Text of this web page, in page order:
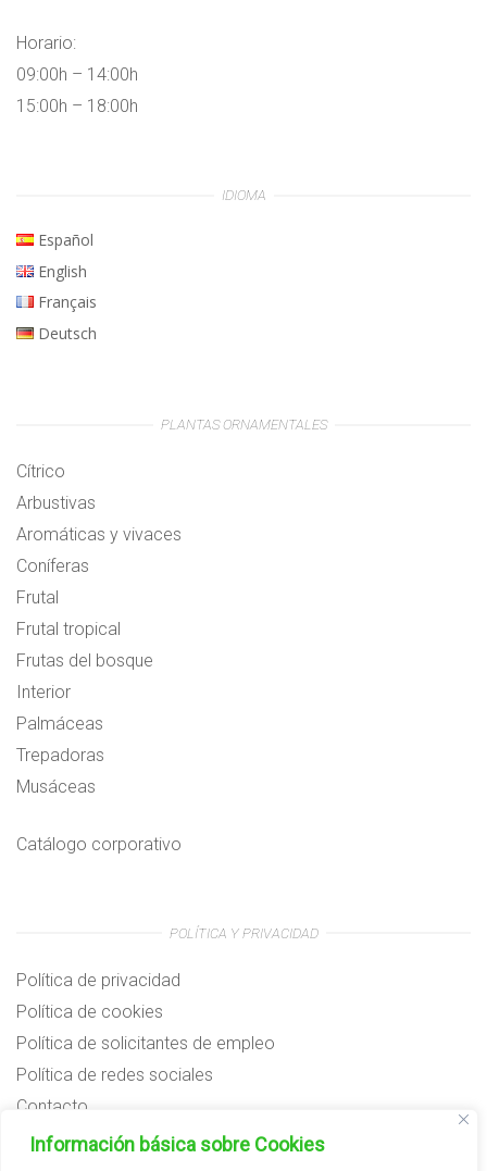
Información básica sobre Cookies
Horario:
09:00h – 14:00h
15:00h – 18:00h
IDIOMA
Español
English
Français
Deutsch
PLANTAS ORNAMENTALES
Cítrico
Arbustivas
Aromáticas y vivaces
Coníferas
Frutal
Frutal tropical
Frutas del bosque
Interior
Palmáceas
Trepadoras
Musáceas
Catálogo corporativo
POLÍTICA Y PRIVACIDAD
Política de privacidad
Política de cookies
Política de solicitantes de empleo
Política de redes sociales
Contacto
Preguntas frecuentes